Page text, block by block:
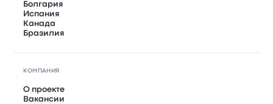
Болгария
Испания
Канада
Бразилия
КОМПАНИЯ
О проекте
Вакансии